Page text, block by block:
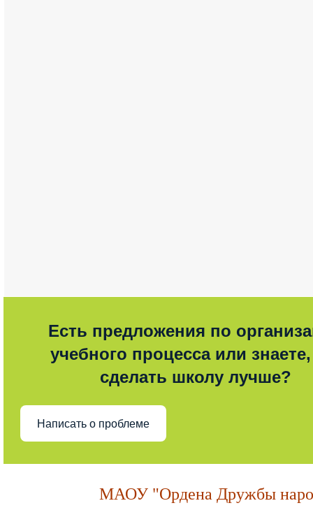
Есть предложения по
учебного процесса или знаете,
сделать школу лучше?
Написать о проблеме
МАОУ "Ордена Дружбы